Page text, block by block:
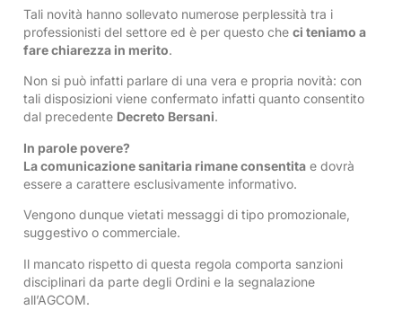
Tali novità hanno sollevato numerose perplessità tra i
professionisti del settore ed è per questo che ci teniamo a
fare chiarezza in merito.
Non si può infatti parlare di una vera e propria novità: con
tali disposizioni viene confermato infatti quanto consentito
dal precedente Decreto Bersani.
In parole povere?
La comunicazione sanitaria rimane consentita e dovrà
essere a carattere esclusivamente informativo.
Vengono dunque vietati messaggi di tipo promozionale,
suggestivo o commerciale.
Il mancato rispetto di questa regola comporta sanzioni
disciplinari da parte degli Ordini e la segnalazione
all’AGCOM.